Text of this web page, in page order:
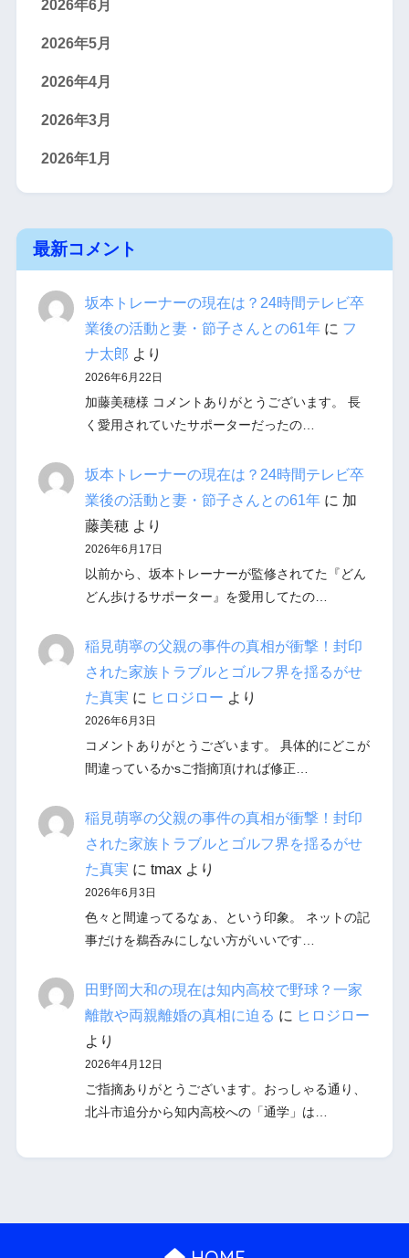
2026年6月
2026年5月
2026年4月
2026年3月
2026年1月
最新コメント
坂本トレーナーの現在は？24時間テレビ卒
業後の活動と妻・節子さんとの61年に フ
ナ太郎 より
2026年6月22日
加藤美穂様 コメントありがとうございます。 長
く愛用されていたサポーターだったの…
坂本トレーナーの現在は？24時間テレビ卒
業後の活動と妻・節子さんとの61年に 加
藤美穂より
2026年6月17日
以前から、坂本トレーナーが監修されてた『どん
どん歩けるサポーター』を愛用してたの…
稲見萌寧の父親の事件の真相が衝撃！封印
された家族トラブルとゴルフ界を揺るがせ
た真実 に ヒロジロー より
2026年6月3日
コメントありがとうございます。 具体的にどこが
間違っているかsご指摘頂ければ修正…
稲見萌寧の父親の事件の真相が衝撃！封印
された家族トラブルとゴルフ界を揺るがせ
た真実 に tmaxより
2026年6月3日
色々と間違ってるなぁ、という印象。 ネットの記
事だけを鵜呑みにしない方がいいです…
田野岡大和の現在は知内高校で野球？一家
離散や両親離婚の真相に迫る に ヒロジロー
より
2026年4月12日
ご指摘ありがとうございます。おっしゃる通り、
北斗市追分から知内高校への「通学」は…